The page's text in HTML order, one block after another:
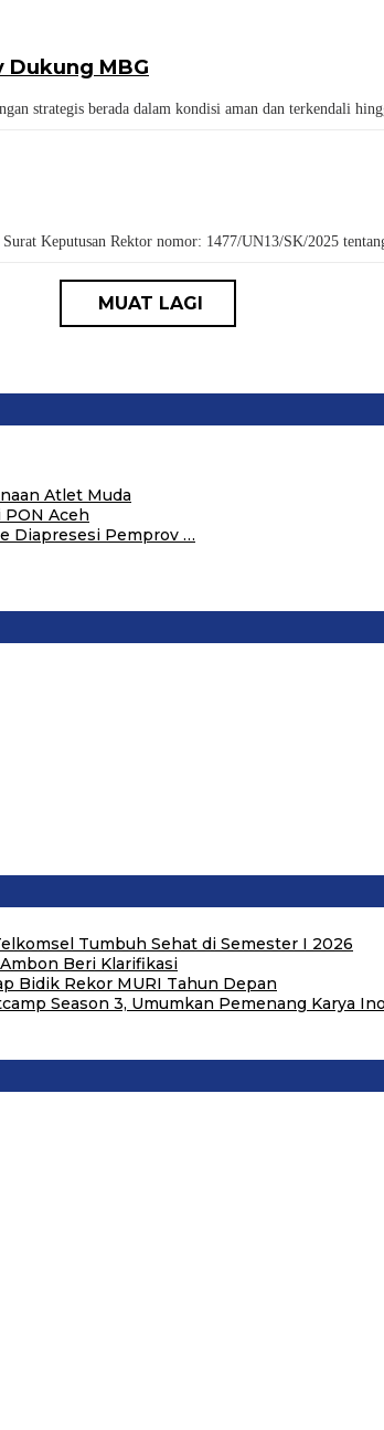
Dukung MBG
strategis berada dalam kondisi aman dan terkendali
Keputusan Rektor nomor: 1477/UN13/SK/2025
Atlet Muda
Aceh
Diapresesi Pemprov …
Tumbuh Sehat di Semester I 2026
Beri Klarifikasi
Bidik Rekor MURI Tahun Depan
Season 3, Umumkan Pemenang Karya